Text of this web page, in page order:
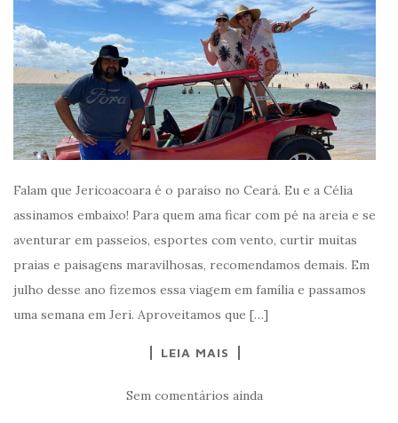
Falam que Jericoacoara é o paraíso no Ceará. Eu e a Célia
assinamos embaixo! Para quem ama ficar com pé na areia e se
aventurar em passeios, esportes com vento, curtir muitas
praias e paisagens maravilhosas, recomendamos demais. Em
julho desse ano fizemos essa viagem em família e passamos
uma semana em Jeri. Aproveitamos que […]
LEIA MAIS
Sem comentários ainda